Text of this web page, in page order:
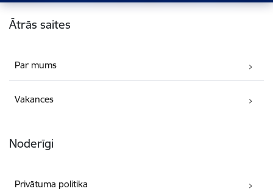
Kājene
Ātrās saites
Par mums
Vakances
Noderīgi
Privātuma politika